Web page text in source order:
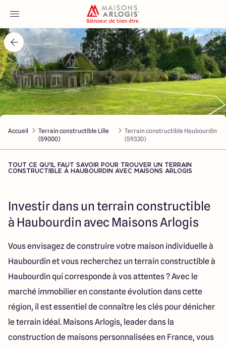
Accueil
Nos maisons
Nos annonces
Votre projet
Qui sommes-nous
Maisons ARLOGIS Nord
Valenciennes - Marly 03 27 45 60 30
4.4 4.8
Accueil
Terrain constructible Lille
(59000)
Terrain constructible Haubourdin
(59320)
TOUT CE QU'IL FAUT SAVOIR POUR TROUVER UN TERRAIN
CONSTRUCTIBLE À HAUBOURDIN AVEC MAISONS ARLOGIS
Investir dans un terrain constructible
à Haubourdin avec Maisons Arlogis
Vous envisagez de construire votre maison individuelle à
Haubourdin et vous recherchez un terrain constructible à
Haubourdin qui corresponde à vos attentes ? Avec le
marché immobilier en constante évolution dans cette
région, il est essentiel de connaître les clés pour dénicher
le terrain idéal. Maisons Arlogis, leader dans la
construction de maisons personnalisées en France, vous